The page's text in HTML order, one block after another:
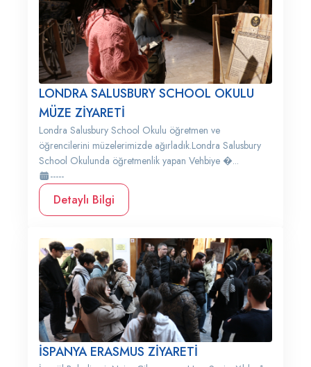
LONDRA SALUSBURY SCHOOL OKULU
MÜZE ZİYARETİ
Londra Salusbury School Okulu öğretmen ve
öğrencilerini müzelerimizde ağırladık.Londra Salusbury
School Okulunda öğretmenlik yapan Vehbiye �...
-----
Detaylı Bilgi
İSPANYA ERASMUS ZİYARETİ